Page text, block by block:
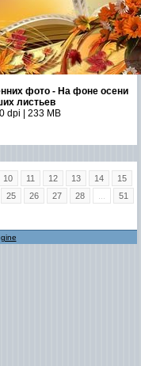
фото - На фоне осени
листьев
dpi | 233 MB
10 11 12 13 14
15
25 26 27 28
51